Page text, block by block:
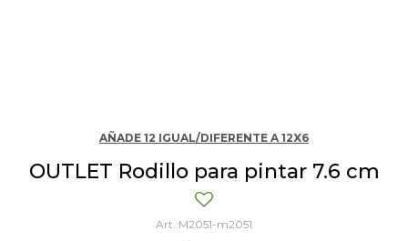
AÑADE 12 IGUAL/DIFERENTE A 12X6
OUTLET Rodillo para pintar 7.6 cm
M2051-m2051